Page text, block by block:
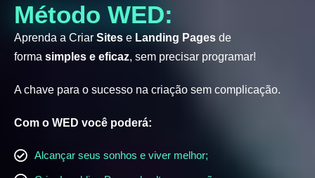
Método WED:
Aprenda a Criar Sites e Landing Pages de
forma simples e eficaz, sem precisar programar!
A chave para o sucesso na criação sem complicação.
Com o WED você poderá:
Alcançar seus sonhos e viver melhor;